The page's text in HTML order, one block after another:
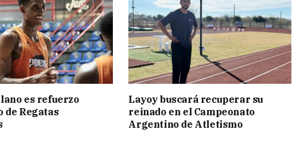
es refuerzo
Regatas
Layoy buscará recuperar su
reinado en el Campeonato
Argentino de Atletismo